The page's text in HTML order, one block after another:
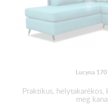
A terméket elemekre
Lucyna
Praktikus, helytakarékos,
meg